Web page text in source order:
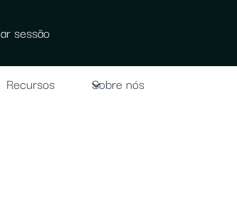
sessão
Recursos Sobre nós